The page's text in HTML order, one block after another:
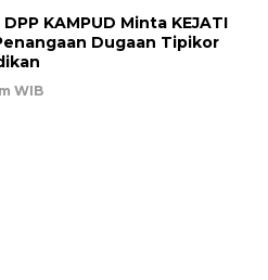
KAMPUD Minta KEJATI
Dugaan Tipikor
WIB